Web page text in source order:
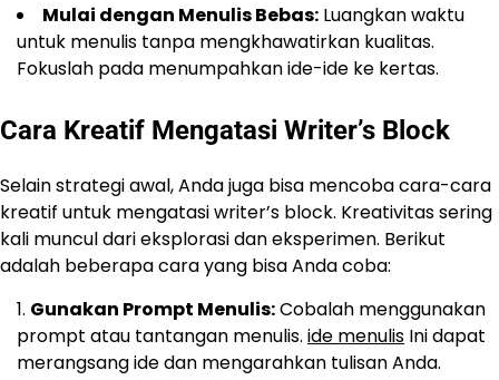
Mulai dengan Menulis Bebas: Luangkan waktu
untuk menulis tanpa mengkhawatirkan kualitas.
Fokuslah pada menumpahkan ide-ide ke kertas.
Cara Kreatif Mengatasi Writer’s Block
Selain strategi awal, Anda juga bisa mencoba cara-cara
kreatif untuk mengatasi writer’s block. Kreativitas sering
kali muncul dari eksplorasi dan eksperimen. Berikut
adalah beberapa cara yang bisa Anda coba:
Gunakan Prompt Menulis:Cobalah menggunakan
prompt atau tantangan menulis. ide menulis Ini dapat
merangsang ide dan mengarahkan tulisan Anda.